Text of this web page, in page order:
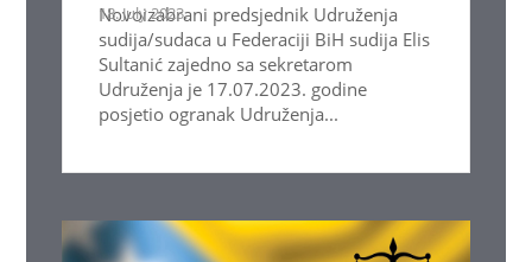
18. July 2023.
Novoizabrani predsjednik Udruženja
sudija/sudaca u Federaciji BiH sudija Elis
Sultanić zajedno sa sekretarom
Udruženja je 17.07.2023. godine
posjetio ogranak Udruženja...